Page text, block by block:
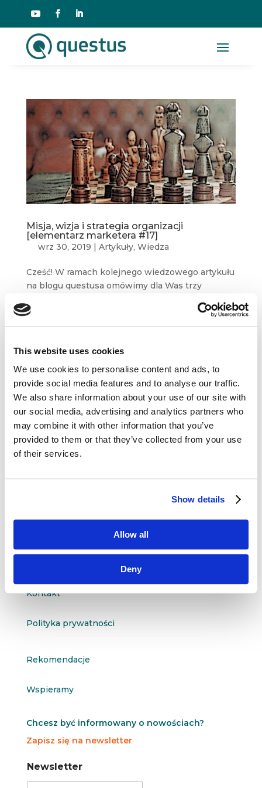
This website uses cookies
We use cookies to personalise content and ads, to
provide social media features and to analyse our traffic.
We also share information about your use of our site with
our social media, advertising and analytics partners who
may combine it with other information that you’ve
provided to them or that they’ve collected from your use
of their services.
Show details
Allow all
Deny
Misja, wizja i strategia organizacji
[elementarz marketera #17]
wrz 30, 2019 | Artykuły, Wiedza
Cześć! W ramach kolejnego wiedzowego artykułu
na blogu questusa omówimy dla Was trzy
fundamentem funkcjonowania organizacji.
Dowiecie się między innymi: czym jest wizja,
Dane kontaktowe

questus
91-811 Łódź
questus@questus.pl
Kontakt
Polityka prywatności
Rekomendacje
Wspieramy
Chcesz być informowany o nowościach?
Zapisz się na newsletter
N
N
Newsletter